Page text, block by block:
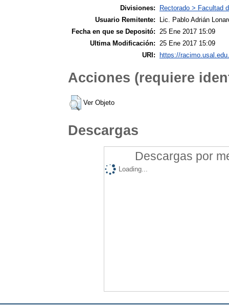
Divisiones:
Rectorado > Facultad
Usuario Remitente:
Lic. Pablo Adrián
Fecha en que se Depositó: 25 Ene 2017 15:09
Ultima Modificación: 25 Ene 2017 15:09
URI:
https://
Acciones (requiere
Ver Objeto
Descargas
Descargas por
Loading...